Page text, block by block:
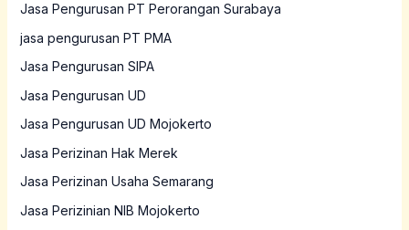
Jasa Pengurusan PT Perorangan Surabaya
jasa pengurusan PT PMA
Jasa Pengurusan SIPA
Jasa Pengurusan UD
Jasa Pengurusan UD Mojokerto
Jasa Perizinan Hak Merek
Jasa Perizinan Usaha Semarang
Jasa Perizinian NIB Mojokerto